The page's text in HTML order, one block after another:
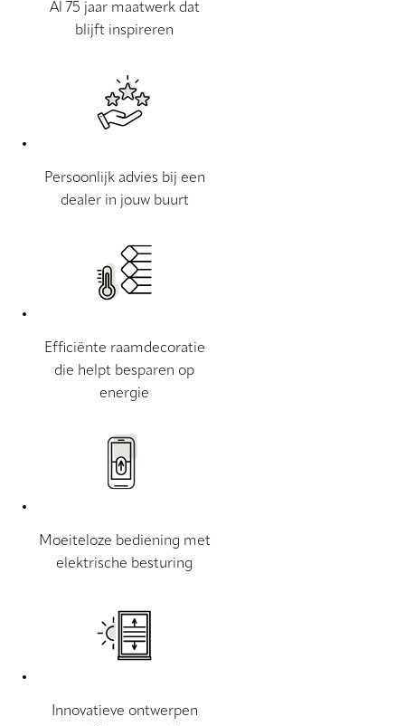
Al 75 jaar maatwerk dat
blijft inspireren
Persoonlijk advies bij een
dealer in jouw buurt
Efficiënte raamdecoratie
die helpt besparen op
energie
Moeiteloze bediening met
elektrische besturing
Innovatieve ontwerpen